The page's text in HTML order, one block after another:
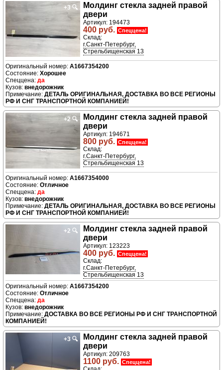
+3 🔍
Молдинг стекла задней правой
двери
Артикул: 194473
400 руб. Спеццена!
Склад:
г.Санкт-Петербург,
Стрельбищенская 13
A1667354200
Хорошее
да
внедорожник
ДЕТАЛЬ ОРИГИНАЛЬНАЯ, ДОСТАВКА ВО ВСЕ РЕГИОНЫ
РФ И СНГ ТРАНСПОРТНОЙ КОМПАНИЕЙ!
+2 🔍
Молдинг стекла задней правой
двери
Артикул: 194671
800 руб. Спеццена!
Склад:
г.Санкт-Петербург,
Стрельбищенская 13
A1667354000
Отличное
да
внедорожник
ДЕТАЛЬ ОРИГИНАЛЬНАЯ, ДОСТАВКА ВО ВСЕ РЕГИОНЫ
РФ И СНГ ТРАНСПОРТНОЙ КОМПАНИЕЙ!
+2 🔍
Молдинг стекла задней правой
двери
Артикул: 123223
400 руб. Спеццена!
Склад:
г.Санкт-Петербург,
Стрельбищенская 13
A1667354200
Отличное
да
внедорожник
ДОСТАВКА ВО ВСЕ РЕГИОНЫ РФ И СНГ ТРАНСПОРТНОЙ
КОМПАНИЕЙ!
+3 🔍
Молдинг стекла задней правой
двери
Артикул: 209763
1100 руб. Спеццена!